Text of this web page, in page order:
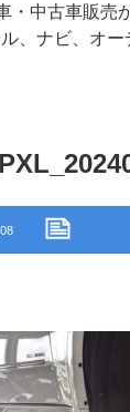
・中古車販売
、ナビ、オ